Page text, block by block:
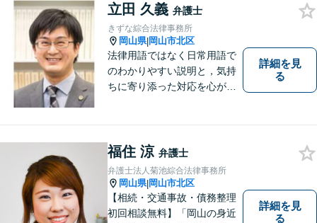
少しでも解決されますよう，
誠心誠意努力いたす所存で
す。皆様方のご来所をお待ち
しております。
立田 久義 弁護士
きずな綜合法律事務所
岡山県|岡山市北区
法律用語ではなく日常用語で
のわかりやすい説明と，気持
ちに寄り添った対応を心がけ
詳細を見
る
福住 涼 弁護士
弁護士法人菊池綜合法律事務所
岡山県|岡山市北区
【相続・交通事故・債務整理
初回相談無料】「岡山の身近
詳細を見
る